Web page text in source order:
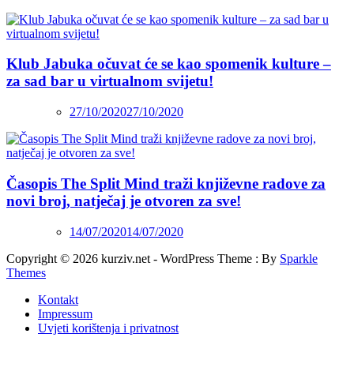
Klub Jabuka očuvat će se kao spomenik kulture –
za sad bar u virtualnom svijetu!
27/10/202027/10/2020
Časopis The Split Mind traži književne radove za
novi broj, natječaj je otvoren za sve!
14/07/202014/07/2020
Copyright © 2026 kurziv.net - WordPress Theme : By Sparkle
Themes
Kontakt
Impressum
Uvjeti korištenja i privatnost